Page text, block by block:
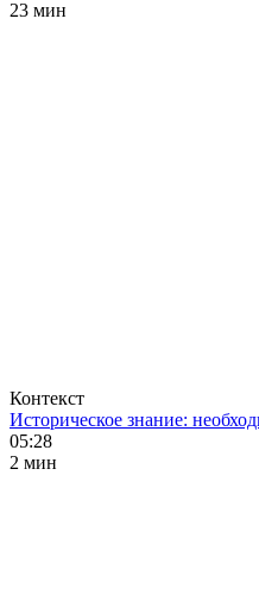
23 мин
Контекст
Историческое знание:
05:28
2 мин